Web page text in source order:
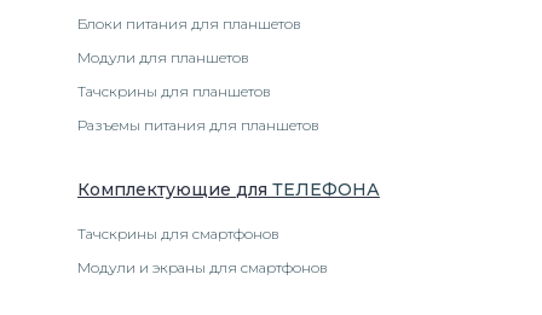
Блоки питания для планшетов
Модули для планшетов
Тачскрины для планшетов
Разъемы питания для планшетов
Комплектующие для ТЕЛЕФОНА
Тачскрины для смартфонов
Модули и экраны для смартфонов